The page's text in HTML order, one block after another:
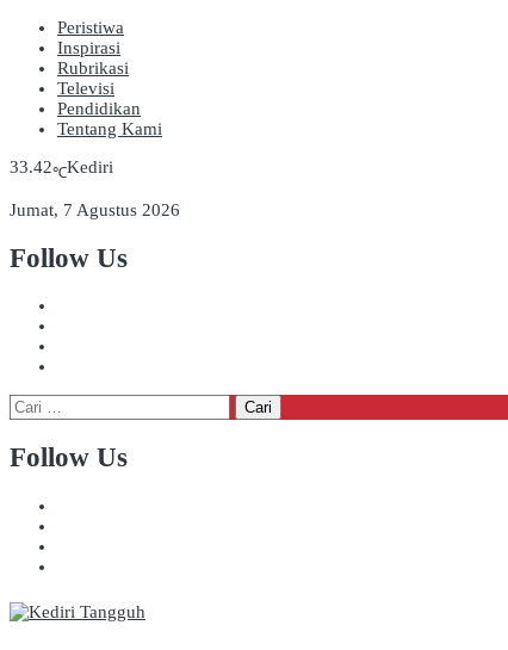
Peristiwa
Inspirasi
Rubrikasi
Televisi
Pendidikan
Tentang Kami
33.42℃Kediri
Jumat, 7 Agustus 2026
Follow Us
Cari
untuk:
Follow Us